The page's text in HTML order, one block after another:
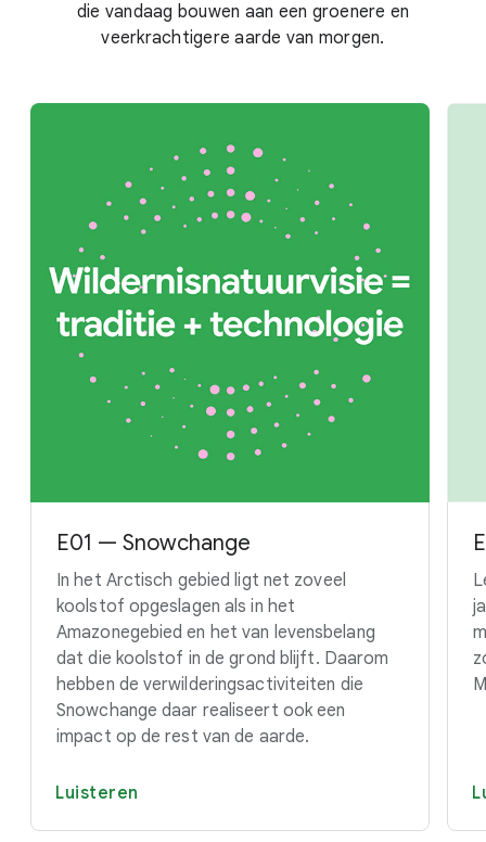
die vandaag bouwen aan een groenere en
veerkrachtigere aarde van morgen.
E01 — Snowchange
In het Arctisch gebied ligt net zoveel
koolstof opgeslagen als in het
Amazonegebied en het van levensbelang
dat die koolstof in de grond blijft. Daarom
hebben de verwilderingsactiviteiten die
Snowchange daar realiseert ook een
impact op de rest van de aarde.
Luisteren